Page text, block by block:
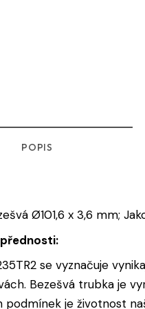
POPIS
Ø101,6 x 3,6 mm;
se vyznačuje
Bezešvá trubka je
podmínek je životnost